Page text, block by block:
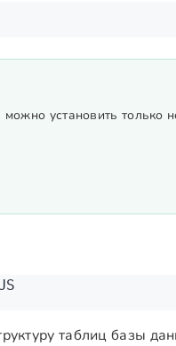
установить только
таблиц базы